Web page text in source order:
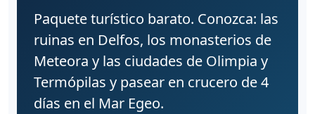
Paquete turístico barato. Conozca: las
ruinas en Delfos, los monasterios de
Meteora y las ciudades de Olimpia y
Termópilas y pasear en crucero de 4
días en el Mar Egeo.